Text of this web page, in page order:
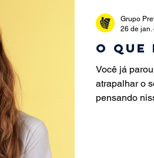
O que
Você já
atrapalhar o
pensando
Grupo
26 de jan.